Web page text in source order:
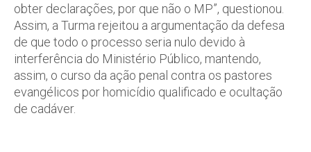
obter declarações, por que não o MP”, questionou.
Assim, a Turma rejeitou a argumentação da defesa
de que todo o processo seria nulo devido à
interferência do Ministério Público, mantendo,
assim, o curso da ação penal contra os pastores
evangélicos por homicídio qualificado e ocultação
de cadáver.